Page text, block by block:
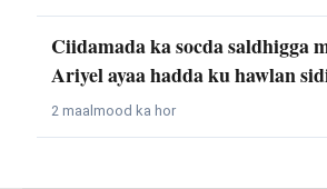
Ciidamada ka socda saldhigga
Ariyel ayaa hadda ku hawlan
2 maalmood ka hor